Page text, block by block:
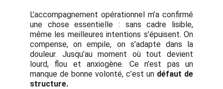
L’accompagnement opérationnel m’a confirmé
une chose essentielle : sans cadre lisible,
même les meilleures intentions s’épuisent. On
compense, on empile, on s’adapte dans la
douleur. Jusqu’au moment où tout devient
lourd, flou et anxiogène. Ce n’est pas un
manque de bonne volonté, c’est un défaut de
structure.